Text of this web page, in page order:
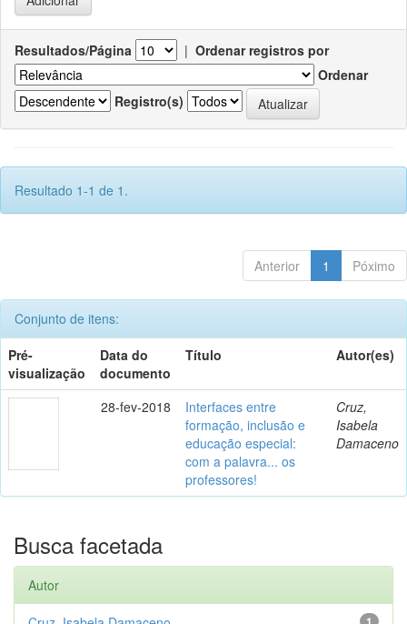
Resultados/Página | Ordenar registros por
Ordenar
Registro(s)
Resultado 1-1 de 1.
Anterior 1 Póximo
Conjunto de itens:
Pré-
visualização
Data do
documento
Título Autor(es)
28-fev-2018
Interfaces entre
formação, inclusão e
educação especial:
com a palavra... os
professores!
Cruz,
Isabela
Damaceno
Busca facetada
Autor